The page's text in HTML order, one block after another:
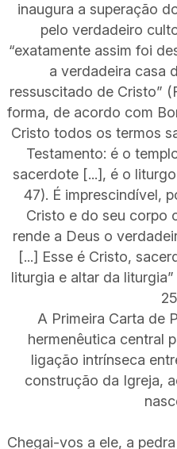
inaugura a superação
pelo verdadeiro
“exatamente assim foi
a verdadeira casa
ressuscitado de Cristo”
forma, de acordo com
Cristo todos os termos
Testamento: é o
sacerdote [...], é o
47). É imprescindível,
Cristo e do seu corpo
rende a Deus o
[...] Esse é Cristo,
liturgia e altar da
A Primeira Carta de
hermenêutica central
ligação intrínseca
construção da Igreja,
Chegai-vos a ele, a